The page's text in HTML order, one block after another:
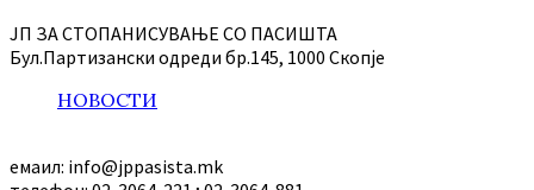
ЈП ЗА СТОПАНИСУВАЊЕ СО ПАСИШТА
Бул.Партизански oдреди бр.145, 1000 Скопје
НОВОСТИ
емаил: info@jppasista.mk